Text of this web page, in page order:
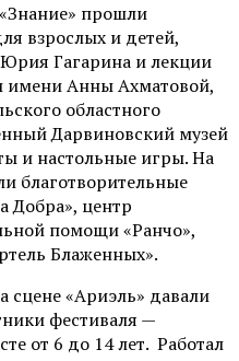
прошли
взрослых и детей,
Гагарина и лекции
имени Анны Ахматовой,
областного
Дарвиновский музей
и настольные игры. На
благотворительные
Добра», центр
помощи «Ранчо»,
Блаженных».
сцене«Ариэль» давали
фестиваля —
от 6 до 14 лет. Работал